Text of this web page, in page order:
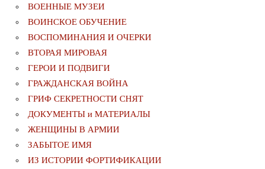
ВОЕННЫЕ МУЗЕИ
ВОИНСКОЕ ОБУЧЕНИЕ
ВОСПОМИНАНИЯ И ОЧЕРКИ
ВТОРАЯ МИРОВАЯ
ГЕРОИ И ПОДВИГИ
ГРАЖДАНСКАЯ ВОЙНА
ГРИФ СЕКРЕТНОСТИ СНЯТ
ДОКУМЕНТЫ и МАТЕРИАЛЫ
ЖЕНЩИНЫ В АРМИИ
ЗАБЫТОЕ ИМЯ
ИЗ ИСТОРИИ ФОРТИФИКАЦИИ